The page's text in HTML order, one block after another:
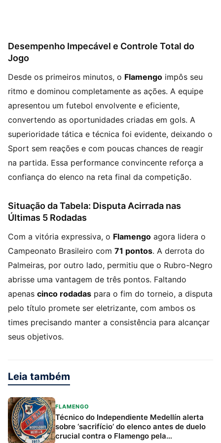
Desempenho Impecável e Controle Total do
Jogo
Desde os primeiros minutos, o Flamengo impôs seu
ritmo e dominou completamente as ações. A equipe
apresentou um futebol envolvente e eficiente,
convertendo as oportunidades criadas em gols. A
superioridade tática e técnica foi evidente, deixando o
Sport sem reações e com poucas chances de reagir
na partida. Essa performance convincente reforça a
confiança do elenco na reta final da competição.
Situação da Tabela: Disputa Acirrada nas
Últimas 5 Rodadas
Com a vitória expressiva, o Flamengo agora lidera o
Campeonato Brasileiro com 71 pontos. A derrota do
Palmeiras, por outro lado, permitiu que o Rubro-Negro
abrisse uma vantagem de três pontos. Faltando
apenas cinco rodadas para o fim do torneio, a disputa
pelo título promete ser eletrizante, com ambos os
times precisando manter a consistência para alcançar
seus objetivos.
Leia também
FLAMENGO
Técnico do Independiente Medellín alerta
sobre ‘sacrifício’ do elenco antes de duelo
crucial contra o Flamengo pela